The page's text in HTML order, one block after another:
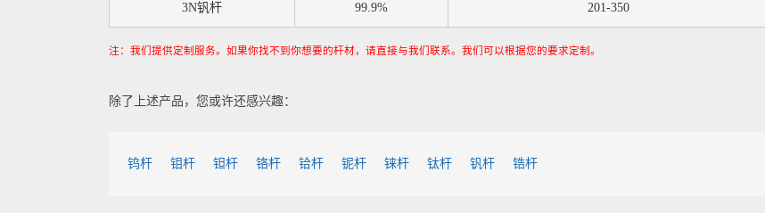
3N钒杆 99.9% 201-350
注：我们提供定制服务。如果你找不到你想要的杆材，请直接与我们联系。我们可以根据您的要求定制。
除了上述产品，您或许还感兴趣：
钨杆 钼杆 钽杆 铬杆 铪杆 铌杆 铼杆 钛杆 钒杆 锆杆